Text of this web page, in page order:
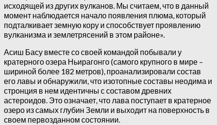
исходящей из других вулканов. Мы считаем, что в данный
момент наблюдается начало появления плюма, который
подталкивает земную кору и способствует проявлению
вулканизма и землетрясений в этом районе».
Асиш Басу вместе со своей командой побывали у
кратерного озера Ньирагонго (самого крупного в мире –
шириной более 182 метров), проанализировали состав
его лавы и обнаружили, что изотопные составы неодима и
стронция в нем идентичны с составом древних
астероидов. Это означает, что лава поступает в кратерное
озеро из самых глубин Земли и выходит на поверхность в
своем первозданном состоянии.